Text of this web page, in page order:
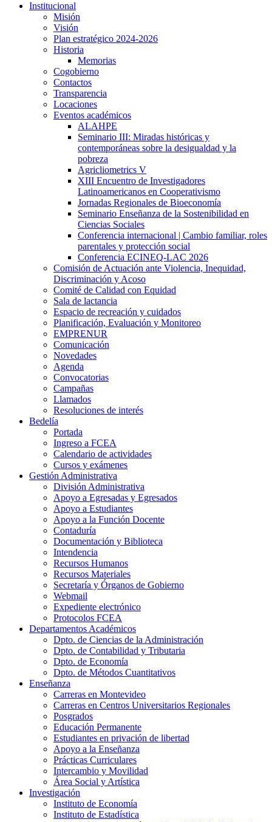
Institucional
Misión
Visión
Plan estratégico 2024-2026
Historia
Memorias
Cogobierno
Contactos
Transparencia
Locaciones
Eventos académicos
ALAHPE
Seminario III: Miradas históricas y
contemporáneas sobre la desigualdad y la
pobreza
Agricliometrics V
XIII Encuentro de Investigadores
Latinoamericanos en Cooperativismo
Jornadas Regionales de Bioeconomía
Seminario Enseñanza de la Sostenibilidad en
Ciencias Sociales
Conferencia internacional | Cambio familiar, roles
parentales y protección social
Conferencia ECINEQ-LAC 2026
Comisión de Actuación ante Violencia, Inequidad,
Discriminación y Acoso
Comité de Calidad con Equidad
Sala de lactancia
Espacio de recreación y cuidados
Planificación, Evaluación y Monitoreo
EMPRENUR
Comunicación
Novedades
Agenda
Convocatorias
Campañas
Llamados
Resoluciones de interés
Bedelía
Portada
Ingreso a FCEA
Calendario de actividades
Cursos y exámenes
Gestión Administrativa
División Administrativa
Apoyo a Egresadas y Egresados
Apoyo a Estudiantes
Apoyo a la Función Docente
Contaduría
Documentación y Biblioteca
Intendencia
Recursos Humanos
Recursos Materiales
Secretaría y Órganos de Gobierno
Webmail
Expediente electrónico
Protocolos FCEA
Departamentos Académicos
Dpto. de Ciencias de la Administración
Dpto. de Contabilidad y Tributaria
Dpto. de Economía
Dpto. de Métodos Cuantitativos
Enseñanza
Carreras en Montevideo
Carreras en Centros Universitarios Regionales
Posgrados
Educación Permanente
Estudiantes en privación de libertad
Apoyo a la Enseñanza
Prácticas Curriculares
Intercambio y Movilidad
Área Social y Artística
Investigación
Instituto de Economía
Instituto de Estadística